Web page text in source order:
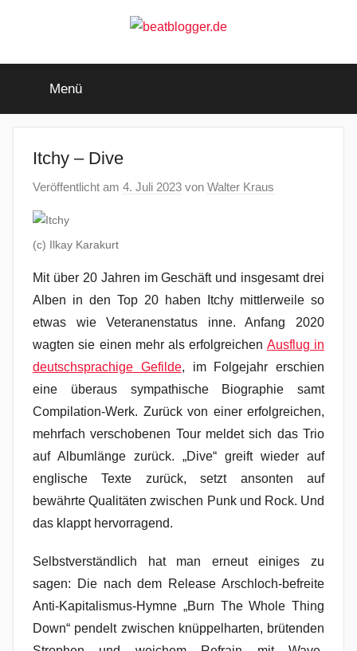
beatblogger.de
beat
goes
Menü
Itchy – Dive
Veröffentlicht am 4. Juli 2023 von Walter Kraus
(c) Ilkay Karakurt
Mit über 20 Jahren im Geschäft und insgesamt drei
Alben in den Top 20 haben Itchy mittlerweile so
etwas wie Veteranenstatus inne. Anfang 2020
wagten sie einen mehr als erfolgreichen Ausflug in
deutschsprachige Gefilde, im Folgejahr erschien
eine überaus sympathische Biographie samt
Compilation-Werk. Zurück von einer erfolgreichen,
mehrfach verschobenen Tour meldet sich das Trio
auf Albumlänge zurück. „Dive“ greift wieder auf
englische Texte zurück, setzt ansonten auf
bewährte Qualitäten zwischen Punk und Rock. Und
das klappt hervorragend.
Selbstverständlich hat man erneut einiges zu
sagen: Die nach dem Release Arschloch-befreite
Anti-Kapitalismus-Hymne „Burn The Whole Thing
Down“ pendelt zwischen knüppelharten, brütenden